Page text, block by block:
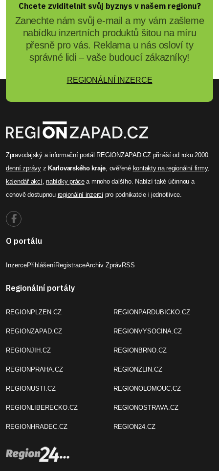
Chcete zviditelnit svůj byznys v našem regionu?
Zanechte nám svůj e-mail a my vám zašleme
nabídku inzertních produktů šitou na míru
přesně pro vás. Reklama u nás osloví ty
správné lidi – vaše budoucí zákazníky!
REGIONÁLNÍ INZERCE
Zpravodajský a informační portál REGIONZAPAD.CZ přináší od roku 2000
denní zprávyz Karlovarského kraje , ověřené kontakty na regionální firmy,
kalendář akcí,nabídky prácea mnoho dalšího. Nabízí také účinnou a
cenově dostupnou regionální inzerci pro podnikatele i jednotlivce.
O portálu
InzercePřihlášeníRegistraceArchiv ZprávRSS
Regionální portály
REGIONPLZEN.CZ
REGIONZAPAD.CZ
REGIONJIH.CZ
REGIONPRAHA.CZ
REGIONUSTI.CZ
REGIONLIBERECKO.CZ
REGIONHRADEC.CZ
REGIONPARDUBICKO.CZ
REGIONVYSOCINA.CZ
REGIONBRNO.CZ
REGIONZLIN.CZ
REGIONOLOMOUC.CZ
REGIONOSTRAVA.CZ
REGION24.CZ